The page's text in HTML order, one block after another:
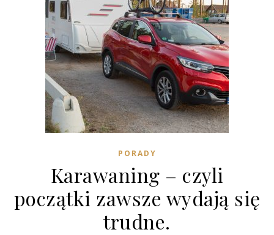
PORADY
Karawaning – czyli
początki zawsze wydają się
trudne.